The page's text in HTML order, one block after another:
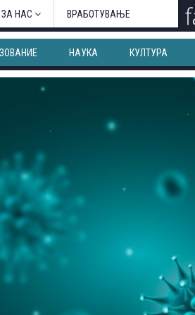
ЗА НАС ВРАБОТУВАЊЕ
НАУКА КУЛТУРА